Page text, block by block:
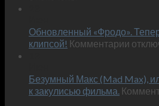
Обновленный «Фродо».
клипсой! Комментарии к
Безумный Макс (Mad Max),
к закулисью фильма.